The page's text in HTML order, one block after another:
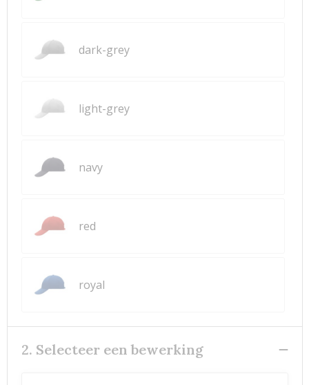
dark-grey
light-grey
navy
red
royal
2. Selecteer een bewerking